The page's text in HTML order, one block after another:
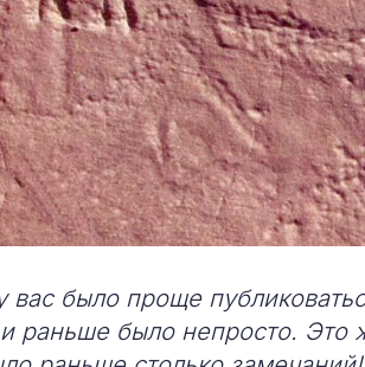
было проще
раньше было непросто. Это